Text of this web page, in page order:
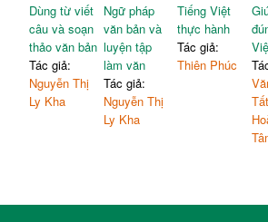
Dùng từ viết
câu và soạn
thảo văn bản
Tác giả:
Nguyễn Thị
Ly Kha
Ngữ pháp
văn bản và
luyện tập
làm văn
Tác giả:
Nguyễn Thị
Ly Kha
Tiếng Việt
thực hành
Tác giả:
Thiên Phúc